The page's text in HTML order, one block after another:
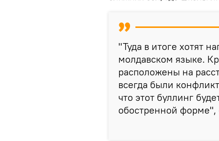
"Туда в итоге хотят
молдавском языке.
расположены на
всегда были
что этот буллинг
обостренной форме",